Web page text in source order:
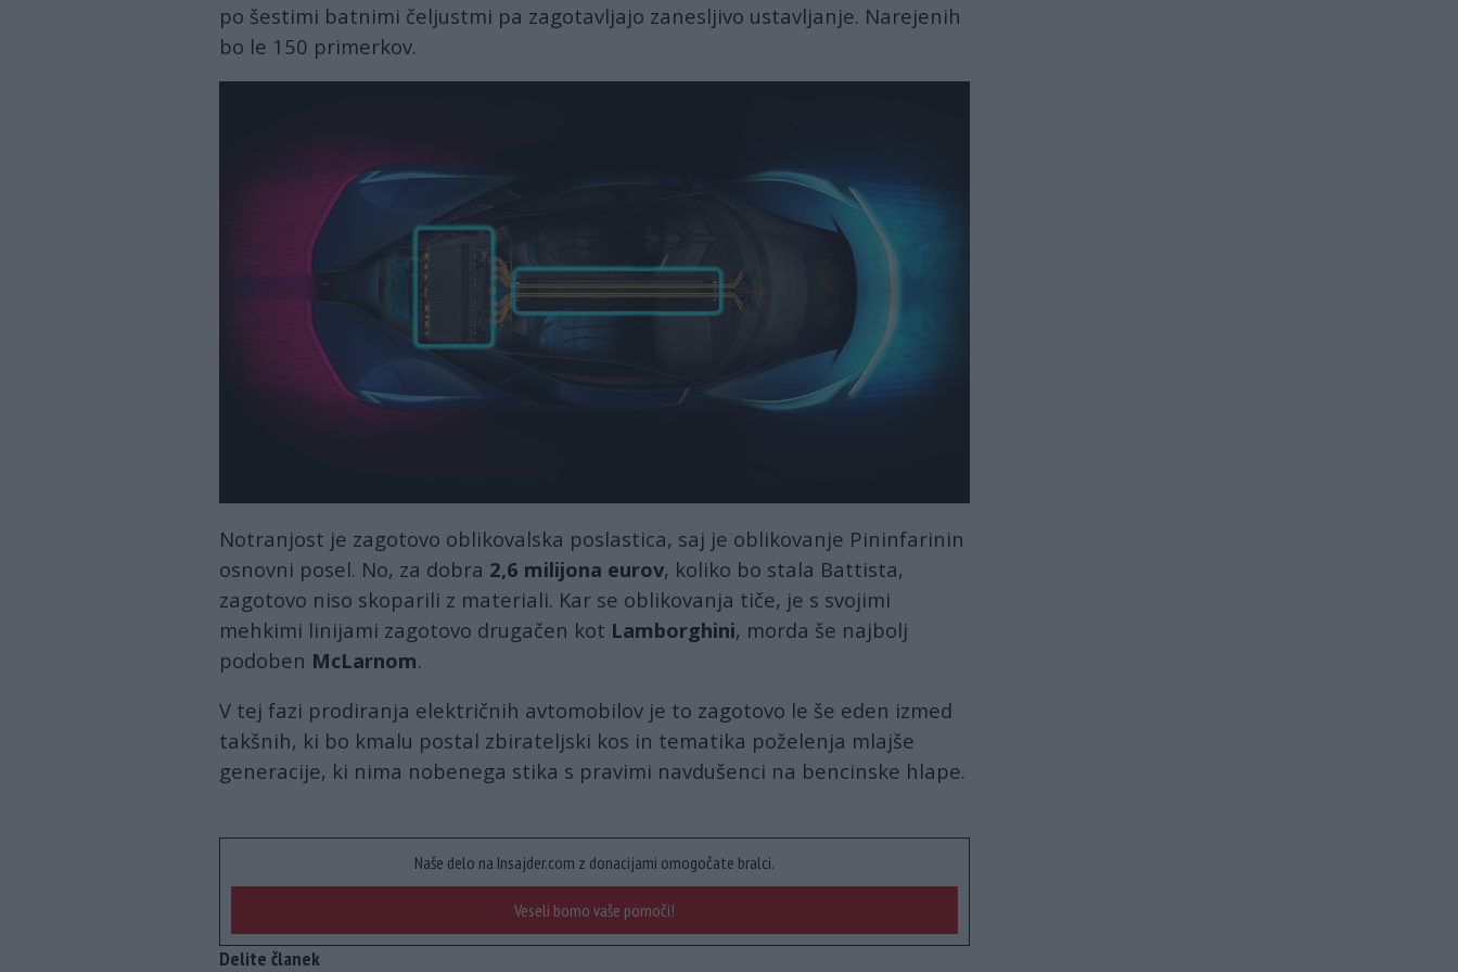
po šestimi batnimi čeljustmi pa zagotavljajo zanesljivo ustavljanje. Narejenih
bo le 150 primerkov.
Notranjost je zagotovo oblikovalska poslastica, saj je oblikovanje Pininfarinin
osnovni posel. No, za dobra 2,6 milijona eurov, koliko bo stala Battista,
zagotovo niso skoparili z materiali. Kar se oblikovanja tiče, je s svojimi
mehkimi linijami zagotovo drugačen kot Lamborghini, morda še najbolj
podoben McLarnom.
V tej fazi prodiranja električnih avtomobilov je to zagotovo le še eden izmed
takšnih, ki bo kmalu postal zbirateljski kos in tematika poželenja mlajše
generacije, ki nima nobenega stika s pravimi navdušenci na bencinske hlape.
Naše delo na Insajder.com z donacijami omogočate bralci.
Veseli bomo vaše pomoči!
Delite članek